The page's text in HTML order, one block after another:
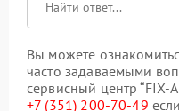
Вы можете
часто задаваемыми
сервисный центр “FIX-
+7 (351) 200-70-49